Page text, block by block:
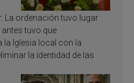
La ordenación tuvo lugar
tuvo que
Iglesia local con la
la identidad de las